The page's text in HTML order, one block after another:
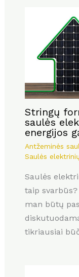
Stringų
saulės
energijos
Antžeminės
Saulės
Saulės
taip
man būtų
tikriausiai